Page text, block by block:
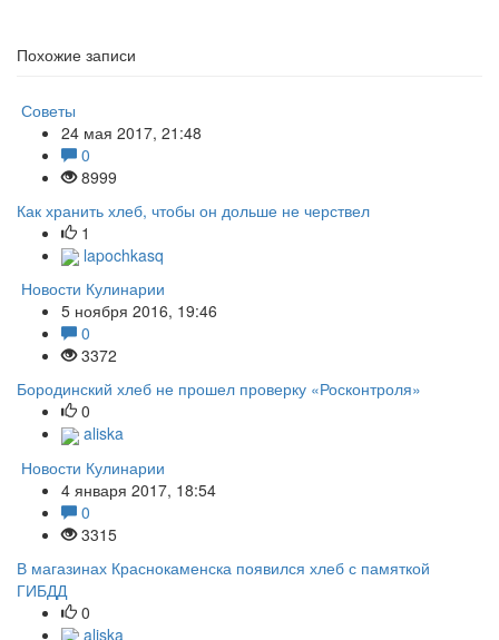
Похожие записи
Советы
24 мая 2017, 21:48
0
8999
Как хранить хлеб, чтобы он дольше не черствел
1
lapochkasq
Новости Кулинарии
5 ноября 2016, 19:46
0
3372
Бородинский хлеб не прошел проверку «Росконтроля»
0
aliska
Новости Кулинарии
4 января 2017, 18:54
0
3315
В магазинах Краснокаменска появился хлеб с памяткой
ГИБДД
0
aliska